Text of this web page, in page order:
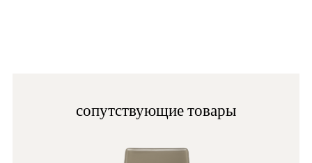
сопутствующие товары